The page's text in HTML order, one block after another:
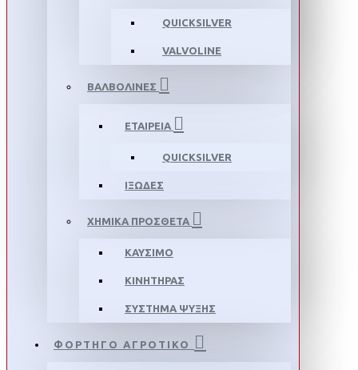
QUICKSILVER
VALVOLINE
ΒΑΛΒΟΛΙΝΕΣ
ΕΤΑΙΡΕΙΑ
QUICKSILVER
ΙΞΩΔΕΣ
ΧΗΜΙΚΑ ΠΡΟΣΘΕΤΑ
ΚΑΥΣΙΜΟ
ΚΙΝΗΤΗΡΑΣ
ΣΥΣΤΗΜΑ ΨΥΞΗΣ
ΦΟΡΤΗΓΟ ΑΓΡΟΤΙΚΟ